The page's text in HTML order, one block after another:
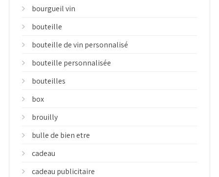
bourgueil vin
bouteille
bouteille de vin personnalisé
bouteille personnalisée
bouteilles
box
brouilly
bulle de bien etre
cadeau
cadeau publicitaire